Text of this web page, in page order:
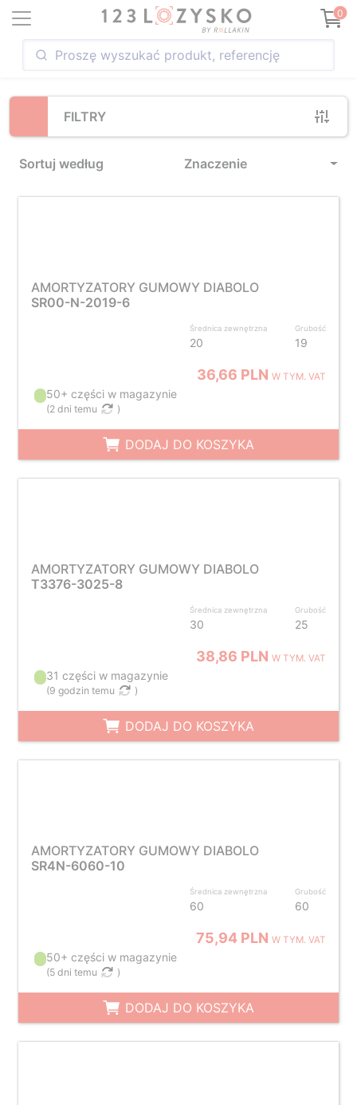
0
FILTRY
Sortuj według Znaczenie
Loading...
AMORTYZATORY GUMOWY DIABOLO
SR00-N-2019-6
Średnica zewnętrzna
20
Grubość
19
36,66 PLNW TYM. VAT
50+ części w magazynie
(2 dni temu )
DODAJ DO KOSZYKA
AMORTYZATORY GUMOWY DIABOLO
T3376-3025-8
Średnica zewnętrzna
30
Grubość
25
38,86 PLNW TYM. VAT
31 części w magazynie
(9 godzin temu )
DODAJ DO KOSZYKA
AMORTYZATORY GUMOWY DIABOLO
SR4N-6060-10
Średnica zewnętrzna
60
Grubość
60
75,94 PLNW TYM. VAT
50+ części w magazynie
(5 dni temu )
DODAJ DO KOSZYKA